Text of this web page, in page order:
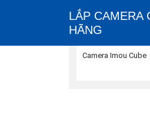
LẮP CAMERA
HÃNG
Camera Imou Cube